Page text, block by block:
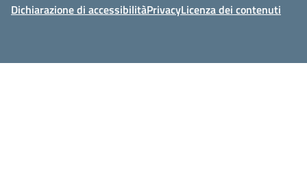
Dichiarazione di accessibilitàPrivacyLicenza dei contenuti